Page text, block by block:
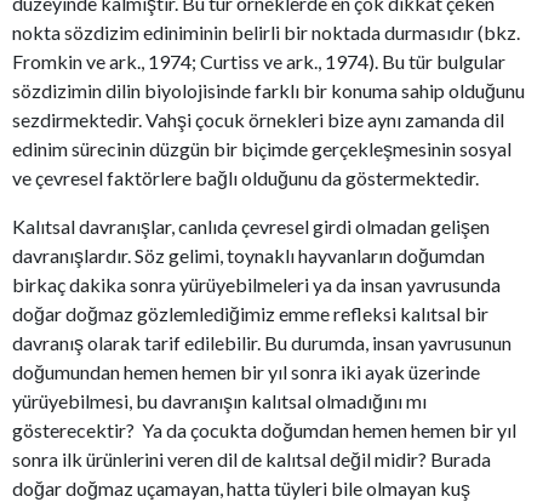
nokta sözdizim ediniminin belirli bir noktada durmasıdır (bkz.
Fromkin ve ark., 1974; Curtiss ve ark., 1974). Bu tür bulgular
sözdizimin dilin biyolojisinde farklı bir konuma sahip olduğunu
sezdirmektedir. Vahşi çocuk örnekleri bize aynı zamanda dil
edinim sürecinin düzgün bir biçimde gerçekleşmesinin sosyal
ve çevresel faktörlere bağlı olduğunu da göstermektedir.
Kalıtsal davranışlar, canlıda çevresel girdi olmadan gelişen
davranışlardır. Söz gelimi, toynaklı hayvanların doğumdan
birkaç dakika sonra yürüyebilmeleri ya da insan yavrusunda
doğar doğmaz gözlemlediğimiz emme refleksi kalıtsal bir
davranış olarak tarif edilebilir. Bu durumda, insan yavrusunun
doğumundan hemen hemen bir yıl sonra iki ayak üzerinde
yürüyebilmesi, bu davranışın kalıtsal olmadığını mı
gösterecektir? Ya da çocukta doğumdan hemen hemen bir yıl
sonra ilk ürünlerini veren dil de kalıtsal değil midir? Burada
doğar doğmaz uçamayan, hatta tüyleri bile olmayan kuş